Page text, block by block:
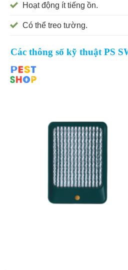
Hoạt động ít tiếng ồn.
Có thể treo tường.
Các thông số kỹ thuật PS